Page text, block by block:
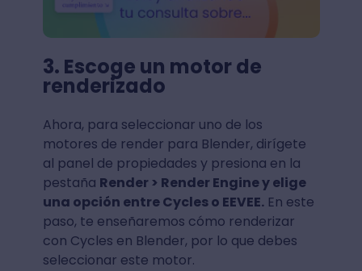
3. Escoge un motor de
renderizado
Ahora, para seleccionar uno de los
motores de render para Blender, dirígete
al panel de propiedades y presiona en la
pestaña Render > Render Engine y elige
una opción entre Cycles o EEVEE.En este
paso, te enseñaremos cómo renderizar
con Cycles en Blender, por lo que debes
seleccionar este motor.